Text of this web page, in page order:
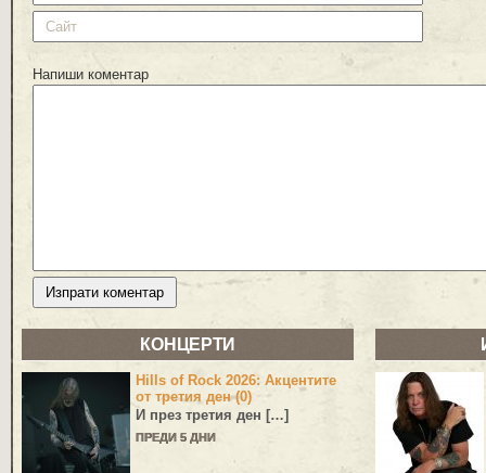
Напиши коментар
КОНЦЕРТИ
Hills of Rock 2026: Акцентите
от третия ден (0)
И през третия ден […]
ПРЕДИ 5 ДНИ